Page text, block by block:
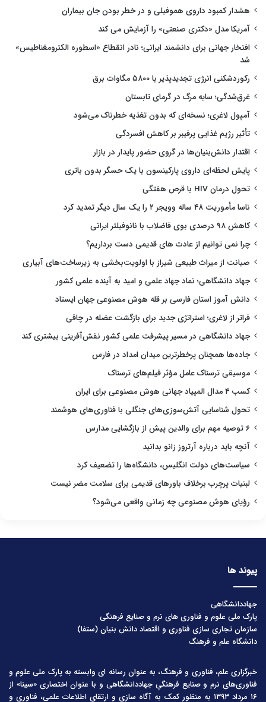
هشدار کمبود داروی هموفیلی و در خطر بودن جان بیماران
آمریکا مدل «دکتری صنعتی» را آزمایش می کند
افتخار جهانی برای دانشمند ایرانی؛ نادر انقطاع «اسطوره الکترومغناطیس»
شد
رکوردشکنی انرژی تجدیدپذیر با ۵۸۰۰ مگاوات برق
غرق‌شدگی؛ سایه مرگ در گرمای تابستان
آمپول لاغری؛ نسخه‌ای که بدون تغذیه خطرناک می‌شود
تأثیر رژیم غذایی پرفیبر بر کاهش افسردگی
اقتدار دانش‌بنیان‌ها در گروی حضور پایدار در بازار
پایش لحظه‌ای داروی پارکینسون با یک حسگر بدون باتری
تحول درمان HIV با قرص هفتگی
ناسا مأموریت ۴۸ ساله وویجر ۲ را یک سال دیگر تمدید کرد
کاهش ۹۸ درصدی بوی فاضلاب با نانوفیلتر ایرانی
چرا نمی توانیم از عادت های قدیمی دست برداریم؟
صیانت از میراث طبیعی شیراز با اولویت‌بخشی به زیرساخت‌های آبیاری
جهاد دانشگاهی؛ نماد جهاد علمی و امید به آینده علمی کشور
دانش آموز استان فارسی بر قله هوش مصنوعی جهان ایستاد
فراتر از لاغری؛ استراتژی جدید برای بازگشت عضله در چاقی
جهاد دانشگاهی در مسیر پیشرفت علمی کشور نقش‌آفرینی بیشتری کند
جاده‌ها همچنان پرخطرترین میدان امداد در فارس
موسیقی ترسناک عامل مؤثر فیلم‌های ترسناک
کسب ۴ مدال المپیاد جهانی هوش مصنوعی برای ایران
تحول شناسایی آتش‌سوزی‌های جنگلی با فناوری‌های هوشمند
۶ توصیه مهم برای والدین پیش از بازگشایی مدارس
آنچه باید درباره آرتروز زانو بدانید
سیاست‌های دولت انگلیس، دانشگاه‌ها را تضعیف کرد
لبنیات پرچرب برخلاف باورهای قدیمی برای سلامت مضر نیست
رؤیای هوش مصنوعی چه زمانی واقعی می‌شود؟
پیوند ها
جهاددانشگاهی
پارک ملی علوم و فناوری های نرم و صنایع فرهنگی
سازمان تجاری سازی فناوری و اقتصاد دانش بنیان (ستفا)
دانشگاه علم و فرهنگ
خبرگزاری علم، فناوری و فرهنگ، به عنوان رسانه ای وابسته به پارک ملی علوم و
فناوری‌های نرم و صنایع فرهنگیِ جهاددانشگاهی و با عنوان اختصاری «سینا» از
۱۶ مرداد ۱۳۹۳ به منظور کمک به آگاه سازی و ارتقای اطلاعات علمی، فناوری و